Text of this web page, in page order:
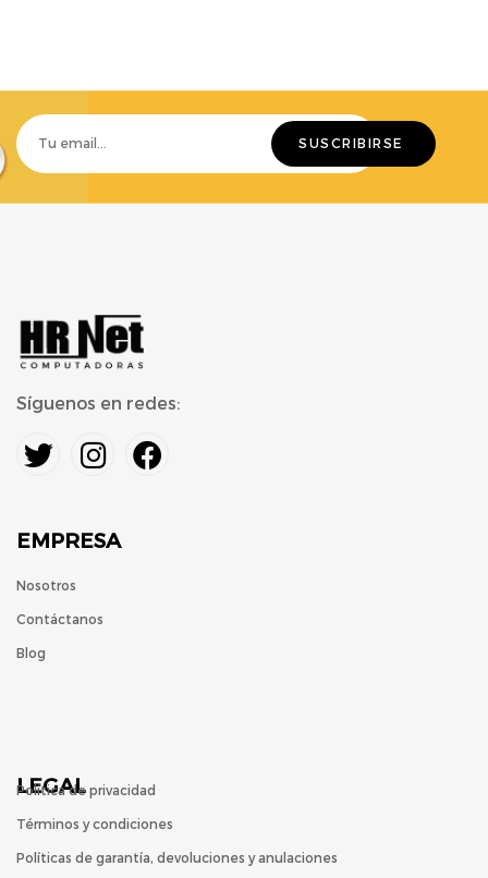
Síguenos en redes:
EMPRESA
Nosotros
Contáctanos
Blog
LEGAL
Política de privacidad
Términos y condiciones
Políticas de garantía, devoluciones y anulaciones